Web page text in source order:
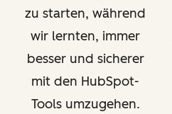
zu starten, während
wir lernten, immer
besser und sicherer
mit den HubSpot-
Tools umzugehen.